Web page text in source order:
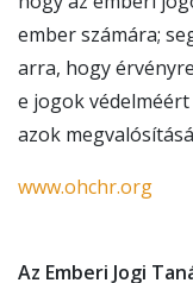
ember számára;
arra, hogy
e jogok
azok
www.ohchr.org
Az Emberi Jogi